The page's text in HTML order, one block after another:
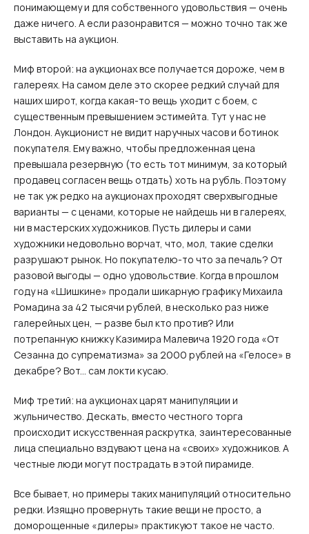
понимающему и для собственного удовольствия — очень
даже ничего. А если разонравится — можно точно так же
выставить на аукцион.
Миф второй: на аукционах все получается дороже, чем в
галереях. На самом деле это скорее редкий случай для
наших широт, когда какая-то вещь уходит с боем, с
существенным превышением эстимейта. Тут у нас не
Лондон. Аукционист не видит наручных часов и ботинок
покупателя. Ему важно, чтобы предложенная цена
превышала резервную (то есть тот минимум, за который
продавец согласен вещь отдать) хоть на рубль. Поэтому
не так уж редко на аукционах проходят сверхвыгодные
варианты — с ценами, которые не найдешь ни в галереях,
ни в мастерских художников. Пусть дилеры и сами
художники недовольно ворчат, что, мол, такие сделки
разрушают рынок. Но покупателю-то что за печаль? От
разовой выгоды — одно удовольствие. Когда в прошлом
году на «Шишкине» продали шикарную графику Михаила
Ромадина за 42 тысячи рублей, в несколько раз ниже
галерейных цен, — разве был кто против? Или
потрепанную книжку Казимира Малевича 1920 года «От
Сезанна до супрематизма» за 2000 рублей на «Гелосе» в
декабре? Вот... сам локти кусаю.
Миф третий: на аукционах царят манипуляции и
жульничество. Дескать, вместо честного торга
происходит искусственная раскрутка, заинтересованные
лица специально вздувают цена на «своих» художников. А
честные люди могут пострадать в этой пирамиде.
Все бывает, но примеры таких манипуляций относительно
редки. Изящно провернуть такие вещи не просто, а
доморощенные «дилеры» практикуют такое не часто.